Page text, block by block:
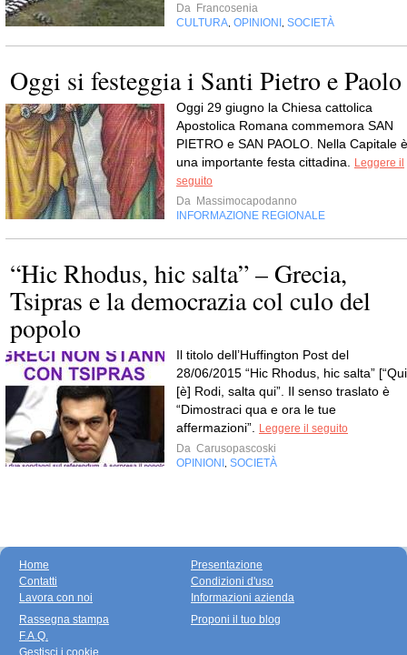
Da Francosenia
CULTURA OPINIONI SOCIETÀ
Oggi si festeggia i Santi Pietro e Paolo
Oggi 29 giugno la Chiesa cattolica
Apostolica Romana commemora SAN
PIETRO e SAN PAOLO. Nella Capitale è
una importante festa cittadina.
Leggere il
seguito
Da Massimocapodanno
INFORMAZIONE REGIONALE
“Hic Rhodus, hic salta” – Grecia,
Tsipras e la democrazia col culo del
popolo
Il titolo dell’Huffington Post del
28/06/2015 “Hic Rhodus, hic salta” [“Qui
[è] Rodi, salta qui”. Il senso traslato è
“Dimostraci qua e ora le tue
affermazioni”.
Leggere il seguito
Da Carusopascoski
OPINIONI SOCIETÀ
Home
Contatti
Lavora con noi
Presentazione
Condizioni d'uso
Informazioni azienda
Rassegna stampa
F.A.Q.
Gestisci i cookie
Proponi il tuo blog